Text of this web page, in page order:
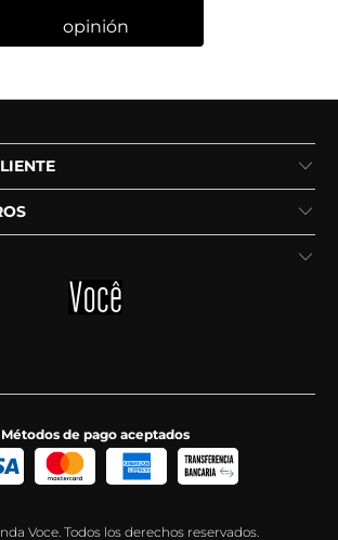
opinión
Métodos de pago aceptados
Voce. Todos los derechos reservados.